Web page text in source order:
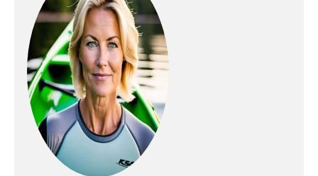
plein air : Que ce soit à la
plage, dans le jardin, lors d’un
pique-nique ou sur un
terrain de pickleball,
PaddleSmash est votre jeu
de pelouse préféré. Sa
portabilité vous permet de
profiter de ce jeu de plein air
pour les adultes et les
familles n'importe où.